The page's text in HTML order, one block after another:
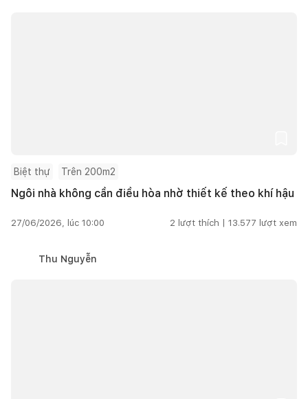
Biệt thự Trên 200m2
Ngôi nhà không cần điều hòa nhờ thiết kế theo khí hậu
27/06/2026, lúc 10:00 2 lượt thích | 13.577 lượt xem
Thu Nguyễn